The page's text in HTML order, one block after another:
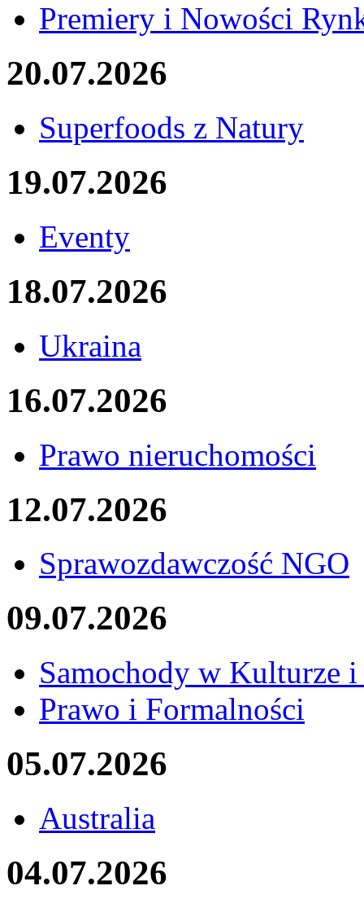
Premiery i Nowości
20.07.2026
Superfoods z Natury
19.07.2026
Eventy
18.07.2026
Ukraina
16.07.2026
Prawo nieruchomości
12.07.2026
Sprawozdawczość NGO
09.07.2026
Samochody w Kulturze i
Prawo i Formalności
05.07.2026
Australia
04.07.2026